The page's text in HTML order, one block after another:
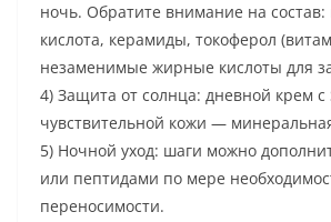
ночь. Обратите внимание на состав:
кислота, керамиды, токоферол
незаменимые жирные кислоты для
4) Защита от солнца: дневной крем с
чувствительной кожи —
5) Ночной уход: шаги можно
или пептидами по мере
переносимости.